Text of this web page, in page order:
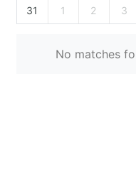
31 1 2 3
No matches